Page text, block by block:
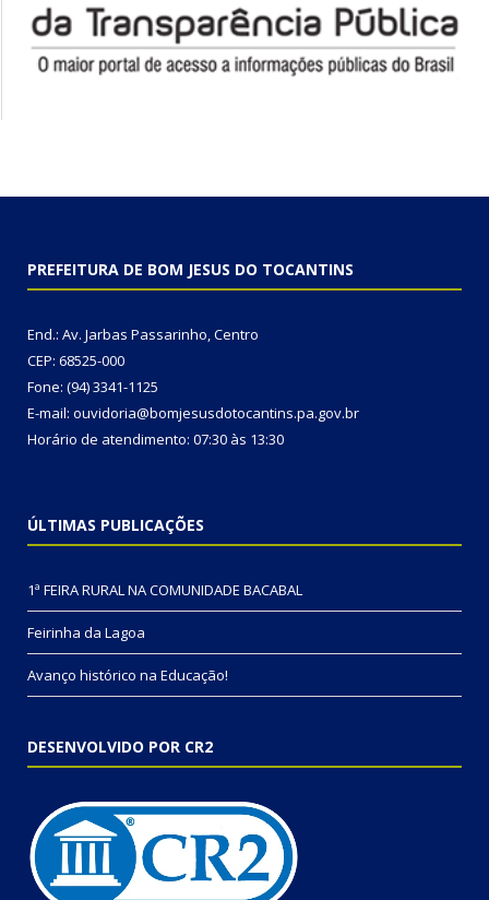
PREFEITURA DE BOM JESUS DO TOCANTINS
End.: Av. Jarbas Passarinho, Centro
CEP: 68525-000
Fone: (94) 3341-1125
E-mail: ouvidoria@bomjesusdotocantins.pa.gov.br
Horário de atendimento: 07:30 às 13:30
ÚLTIMAS PUBLICAÇÕES
1ª FEIRA RURAL NA COMUNIDADE BACABAL
Feirinha da Lagoa
Avanço histórico na Educação!
DESENVOLVIDO POR CR2